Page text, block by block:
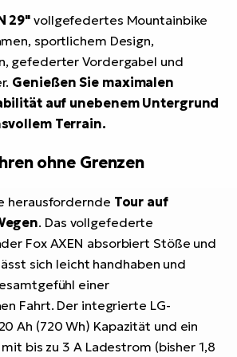
29"vollgefedertes Mountainbike
sportlichem Design,
gefederter Vordergabel und
Genießen Sie maximalen
auf unebenem Untergrund
Terrain.
ohne Grenzen
herausfordernde Tour auf
. Das vollgefederte
Fox AXEN absorbiert Stöße und
sich leicht handhaben und
einer
Fahrt. Der integrierte LG-
Ah (720 Wh) Kapazität und ein
bis zu 3 A Ladestrom (bisher 1,8